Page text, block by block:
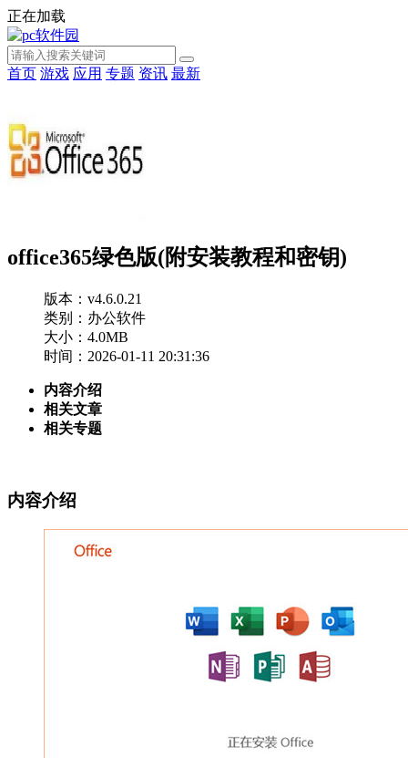
正在加载
首页 游戏 应用 专题 资讯 最新
office365绿色版(附安装教程和密钥)
版本：v4.6.0.21
类别：办公软件
大小：4.0MB
时间：2026-01-11 20:31:36
内容介绍
相关文章
相关专题
内容介绍